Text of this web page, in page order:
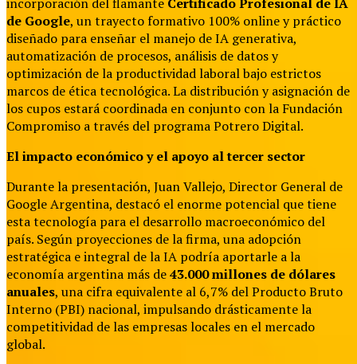
de Google, un trayecto formativo 100% online y práctico
diseñado para enseñar el manejo de IA generativa,
automatización de procesos, análisis de datos y
optimización de la productividad laboral bajo estrictos
marcos de ética tecnológica. La distribución y asignación de
los cupos estará coordinada en conjunto con la Fundación
Compromiso a través del programa Potrero Digital.
El impacto económico y el apoyo al tercer sector
Durante la presentación, Juan Vallejo, Director General de
Google Argentina, destacó el enorme potencial que tiene
esta tecnología para el desarrollo macroeconómico del
país. Según proyecciones de la firma, una adopción
estratégica e integral de la IA podría aportarle a la
economía argentina más de43.000 millones de dólares
anuales, una cifra equivalente al 6,7% del Producto Bruto
Interno (PBI) nacional, impulsando drásticamente la
competitividad de las empresas locales en el mercado
global.